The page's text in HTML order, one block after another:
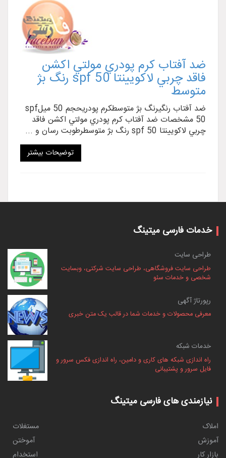
ضد آفتاب کرم پودري مولتي اکشن
فاقد چربي لاکويينتا spf 50 رنگ بژ
متوسط
ضد آفتاب رنگيرنگ بژ متوسطکرم پودريحجم 50 ميلspf
50 مشخصات ضد آفتاب کرم پودري مولتي اکشن فاقد
چربي لاکويينتا spf 50 رنگ بژ متوسطرطوبت رسان و ...
توضیحات بیشتر
خدمات فارسی میتینگ
طراحی سایت
طراحی سایت فروشگاهی، طراحی سایت شرکتی، وبسایت
شخصی و خدمات سئو
رپورتاژ آگهی
معرفی محصولات و خدمات شما در قالب یک متن خبری
خدمات شبکه
راه اندازی شبکه های کاری و دامین، راه اندازی فکس سرور و
فایل سرور و پشتیبانی
نیازمندی های فارسی میتینگ
املاک
مستغلات
آموزش
آموختن
بازار کار
استخدام